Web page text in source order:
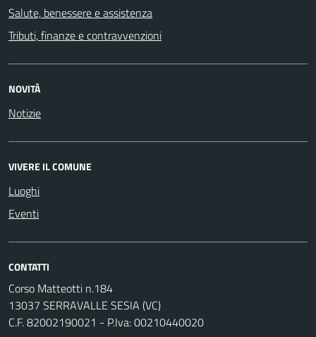
Salute, benessere e assistenza
Tributi, finanze e contravvenzioni
NOVITÀ
Notizie
VIVERE IL COMUNE
Luoghi
Eventi
CONTATTI
Corso Matteotti n.184
13037 SERRAVALLE SESIA (VC)
C.F. 82002190021 - P.Iva: 00210440020